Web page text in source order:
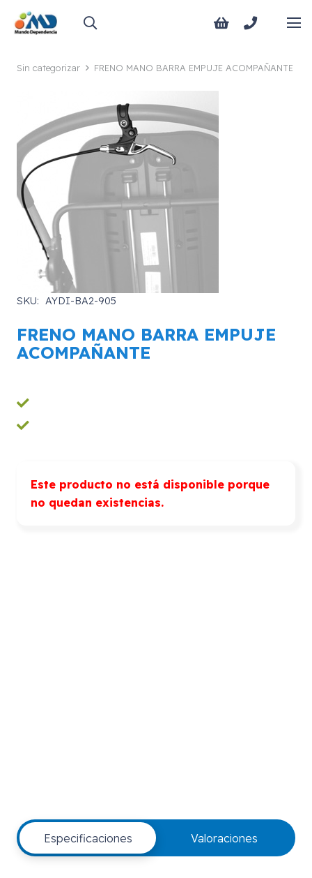
Sin categorizar FRENO MANO BARRA EMPUJE ACOMPAÑANTE
SKU: AYDI-BA2-905
FRENO MANO BARRA EMPUJE
ACOMPAÑANTE
Este producto no está disponible porque
no quedan existencias.
Especificaciones Valoraciones